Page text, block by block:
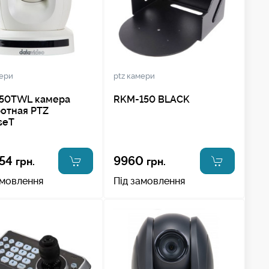
камера
PTZ
грн.
ptz камери
RKM-150 BLACK
9960 грн.
Під замовлення